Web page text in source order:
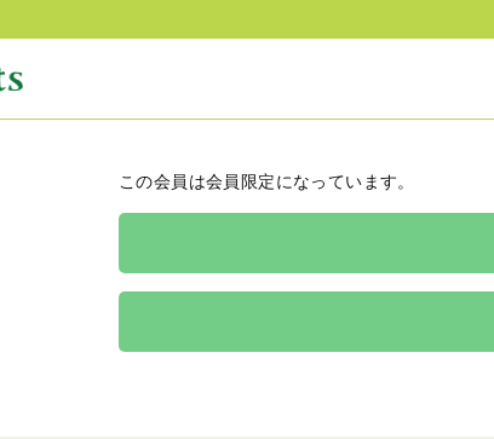
この会員は会員限定になっています。